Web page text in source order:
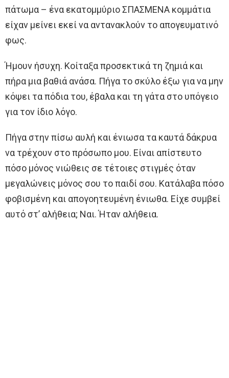
πάτωμα – ένα εκατομμύριο ΣΠΑΣΜΕΝΑ κομμάτια
είχαν μείνει εκεί να αντανακλούν το απογευματινό
φως.
Ήμουν ήσυχη. Κοίταξα προσεκτικά τη ζημιά και
πήρα μια βαθιά ανάσα. Πήγα το σκύλο έξω για να μην
κόψει τα πόδια του, έβαλα και τη γάτα στο υπόγειο
για τον ίδιο λόγο.
Πήγα στην πίσω αυλή και ένιωσα τα καυτά δάκρυα
να τρέχουν στο πρόσωπο μου. Είναι απίστευτο
πόσο μόνος νιώθεις σε τέτοιες στιγμές όταν
μεγαλώνεις μόνος σου το παιδί σου. Κατάλαβα πόσο
φοβισμένη και απογοητευμένη ένιωθα. Είχε συμβεί
αυτό στ’ αλήθεια; Ναι. Ήταν αλήθεια.